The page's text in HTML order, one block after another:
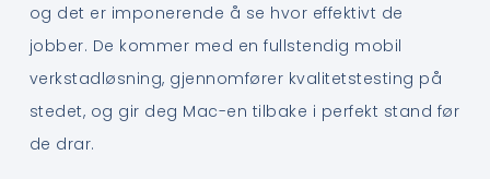
og det er imponerende å se hvor effektivt de
jobber. De kommer med en fullstendig mobil
verkstadløsning, gjennomfører kvalitetstesting på
stedet, og gir deg Mac-en tilbake i perfekt stand før
de drar.